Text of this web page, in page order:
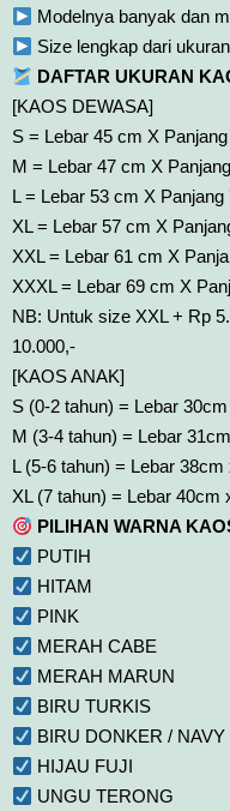
Modelnya banyak dan
Size lengkap dari
DAFTAR UKURAN
[KAOS DEWASA]
S = Lebar 45 cm X
M = Lebar 47 cm X
L = Lebar 53 cm X Panjang
XL = Lebar 57 cm X
XXL = Lebar 61 cm X
XXXL = Lebar 69 cm X
NB: Untuk size XXL + Rp
10.000,-
[KAOS ANAK]
S (0-2 tahun) = Lebar
M (3-4 tahun) = Lebar
L (5-6 tahun) = Lebar
XL (7 tahun) = Lebar 40cm
PILIHAN WARNA
PUTIH
HITAM
PINK
MERAH CABE
MERAH MARUN
BIRU TURKIS
BIRU DONKER / NAVY
HIJAU FUJI
UNGU TERONG